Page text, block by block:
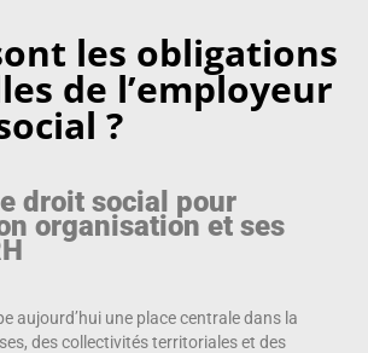
les obligations
de l’employeur
?
droit social pour
organisation et ses
aujourd’hui une place centrale dans la
des collectivités territoriales et des